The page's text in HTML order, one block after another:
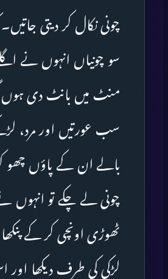
چونی نکال کر دیتی
سو چونیاں انہوں نے
منٹ میں بانٹ دی
سب عورتیں اور مرد،
بالے ان کے پاؤں چھو کر
چونی لے چکے تو انہوں
ٹھوڑی اونچی کر کے پنکھا
لڑکی کی طرف دیکھا